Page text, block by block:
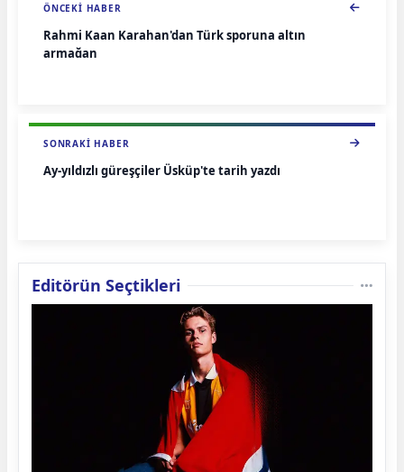
ÖNCEKI HABER
Rahmi Kaan Karahan'dan Türk sporuna altın
armağan
SONRAKI HABER
Ay-yıldızlı güreşçiler Üsküp'te tarih yazdı
Editörün Seçtikleri